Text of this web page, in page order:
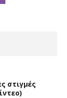
στιγμές